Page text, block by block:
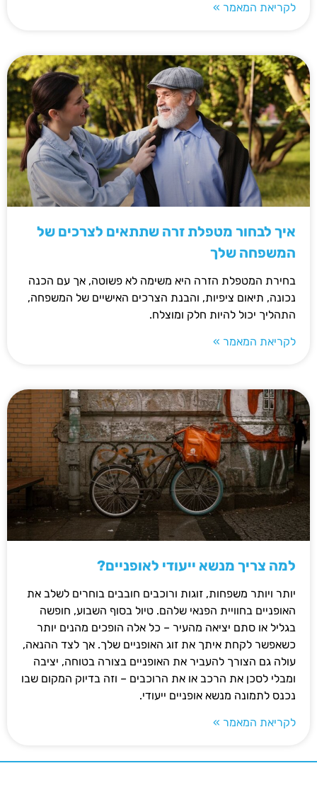
לקריאת המאמר »
איך לבחור מטפלת זרה שתתאים לצרכים של
המשפחה שלך
בחירת המטפלת הזרה היא משימה לא פשוטה, אך עם הכנה
נכונה, תיאום ציפיות, והבנת הצרכים האישיים של המשפחה,
התהליך יכול להיות חלק ומוצלח.
לקריאת המאמר »
למה צריך מנשא ייעודי לאופניים?
יותר ויותר משפחות, זוגות ורוכבים חובבים בוחרים לשלב את
האופניים בחוויית הפנאי שלהם. טיול בסוף השבוע, חופשה
בגליל או סתם יציאה מהעיר – כל אלה הופכים מהנים יותר
כשאפשר לקחת איתך את זוג האופניים שלך. אך לצד ההנאה,
עולה גם הצורך להעביר את האופניים בצורה בטוחה, יציבה
ומבלי לסכן את הרכב או את הרוכבים – וזה בדיוק המקום שבו
נכנס לתמונה מנשא אופניים ייעודי.
לקריאת המאמר »